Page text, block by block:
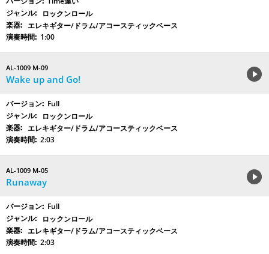
ロックンロール
エレキギター/ドラム/アコースティックベース
1:00
AL-1009 M-09
Wake up and Go!
Full
ロックンロール
エレキギター/ドラム/アコースティックベース
2:03
AL-1009 M-05
Runaway
Full
ロックンロール
エレキギター/ドラム/アコースティックベース
2:03